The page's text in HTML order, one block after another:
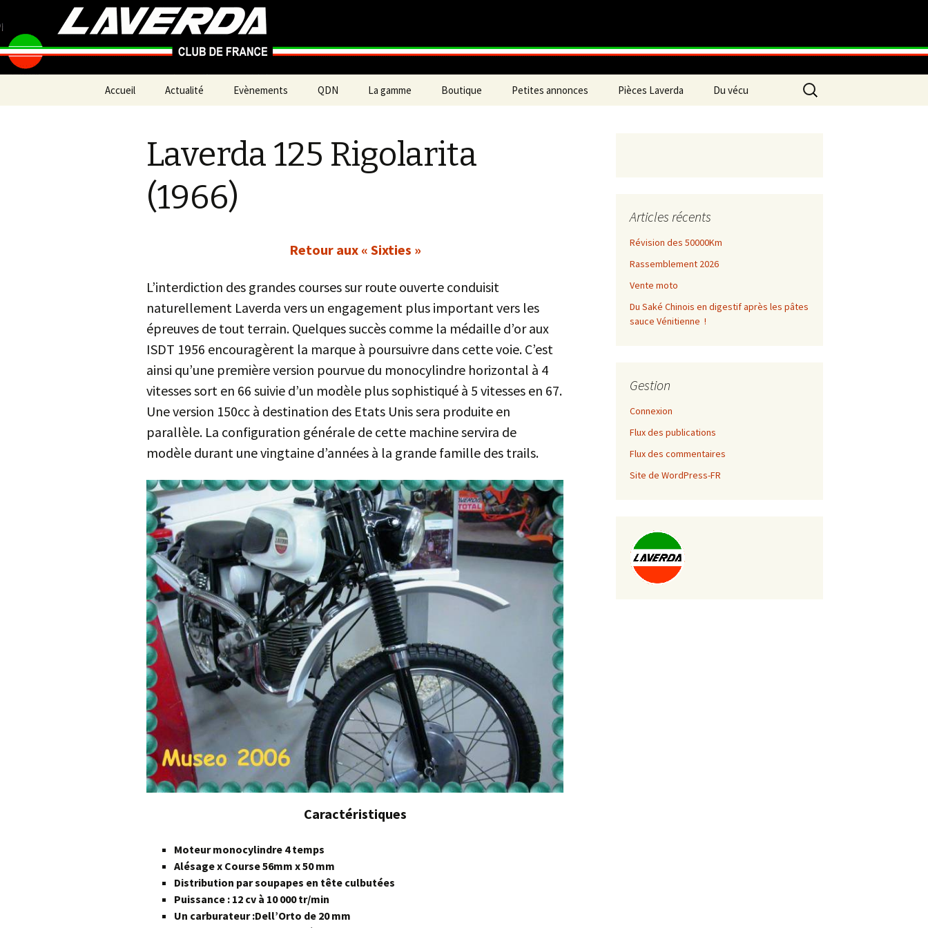
Laverda Club de France
Pour que vive une passion italienne
Accueil Actualité Evènements
Souvenirs
Petites sorties persos
QDN La gamme Boutique Petites annonces Pièces Laverda Du vécu
Rechercher :
Laverda 125 Rigolarita
(1966)
Retour aux « Sixties »
L’interdiction des grandes courses sur route ouverte conduisit
naturellement Laverda vers un engagement plus important vers les
épreuves de tout terrain. Quelques succès comme la médaille d’or aux
ISDT 1956 encouragèrent la marque à poursuivre dans cette voie. C’est
ainsi qu’une première version pourvue du monocylindre horizontal à 4
vitesses sort en 66 suivie d’un modèle plus sophistiqué à 5 vitesses en 67.
Une version 150cc à destination des Etats Unis sera produite en
parallèle. La configuration générale de cette machine servira de
modèle durant une vingtaine d’années à la grande famille des trails.
Caractéristiques
Moteur monocylindre 4 temps
Alésage x Course 56mm x 50 mm
Distribution par soupapes en tête culbutées
Puissance : 12 cv à 10 000 tr/min
Un carburateur :Dell’Orto de 20 mm
Articles récents
Révision des 50000Km
Rassemblement 2026
Vente moto
Du Saké Chinois en digestif après les pâtes
sauce Vénitienne !
Gestion
Connexion
Flux des publications
Flux des commentaires
Site de WordPress-FR